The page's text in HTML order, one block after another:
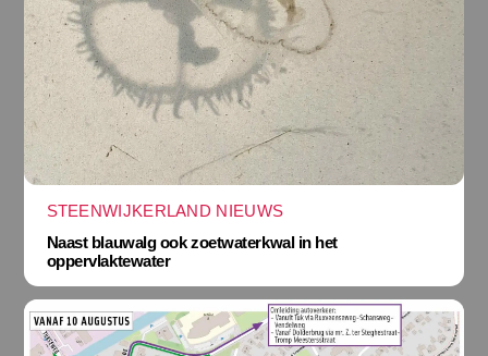
STEENWIJKERLAND NIEUWS
Naast blauwalg ook zoetwaterkwal in het
oppervlaktewater